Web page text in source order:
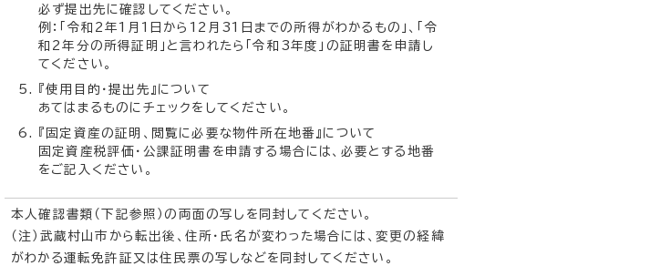
必ず提出先に確認してください。
例：「令和2年1月1日から12月31日までの所得がわかるもの」、「令
和2年分の所得証明」と言われたら「令和3年度」の証明書を申請し
てください。
『使用目的・提出先』について
あてはまるものにチェックをしてください。
『固定資産の証明、閲覧に必要な物件所在地番』について
固定資産税評価・公課証明書を申請する場合には、必要とする地番
をご記入ください。
本人確認書類（下記参照）の両面の写しを同封してください。
（注）武蔵村山市から転出後、住所・氏名が変わった場合には、変更の経緯
がわかる運転免許証又は住民票の写しなどを同封してください。